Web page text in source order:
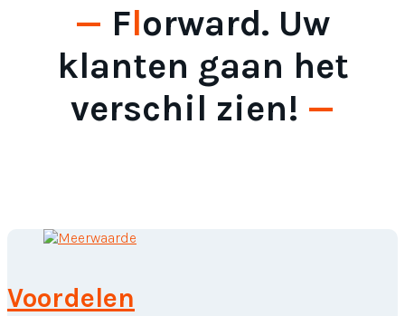
— Florward. Uw
klanten gaan het
verschil zien! —
Voordelen